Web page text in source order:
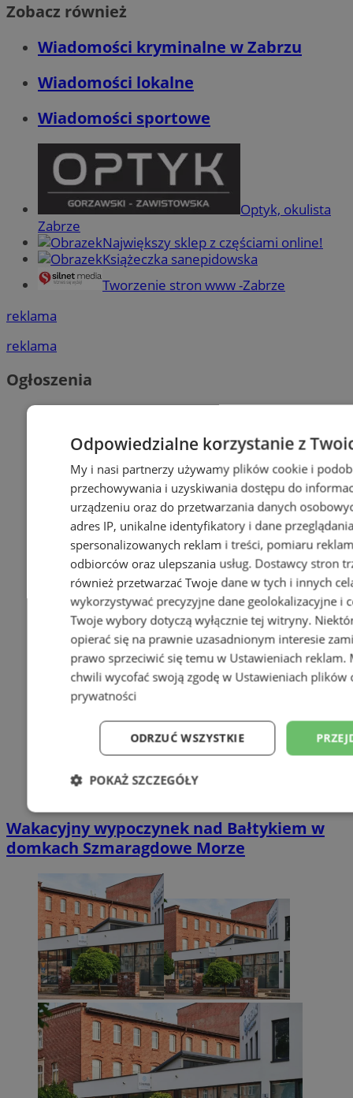
Zobacz również
Wiadomości kryminalne w Zabrzu
Wiadomości lokalne
Wiadomości sportowe
Optyk, okulista
Zabrze
Największy sklep z częściami online!
Książeczka sanepidowska
Tworzenie stron www -Zabrze
reklama
reklama
Ogłoszenia
Wakacyjny wypoczynek nad Bałtykiem w
domkach Szmaragdowe Morze
Odpowiedzialne korzystanie z
My i nasi partnerzy używamy plików cookie i
przechowywania i uzyskiwania dostępu do
urządzeniu oraz do przetwarzania danych
adres IP, unikalne identyfikatory i dane
spersonalizowanych reklam i treści, pomiaru
odbiorców oraz ulepszania usług. Dostawcy stron
również przetwarzać Twoje dane w tych i innych
wykorzystywać precyzyjne dane geolokalizacyjne i
Twoje wybory dotyczą wyłącznie tej witryny.
opierać się na prawnie uzasadnionym interesie
prawo sprzeciwić się temu w Ustawieniach reklam.
chwili wycofać swoją zgodę w Ustawieniach plików
prywatności
ODRZUĆ WSZYSTKIE
POKAŻ SZCZEGÓŁY
Niezbędne Wydajność
Niezbędne Wydajność Targetowanie
Niezbędne pliki cookie umożliwiają korzystanie z podstawowych
takich jak logowanie użytkownika i zarządzanie kontem. Bez
można prawidłowo korzystać ze strony internetowej.
Nazwa
Provider/